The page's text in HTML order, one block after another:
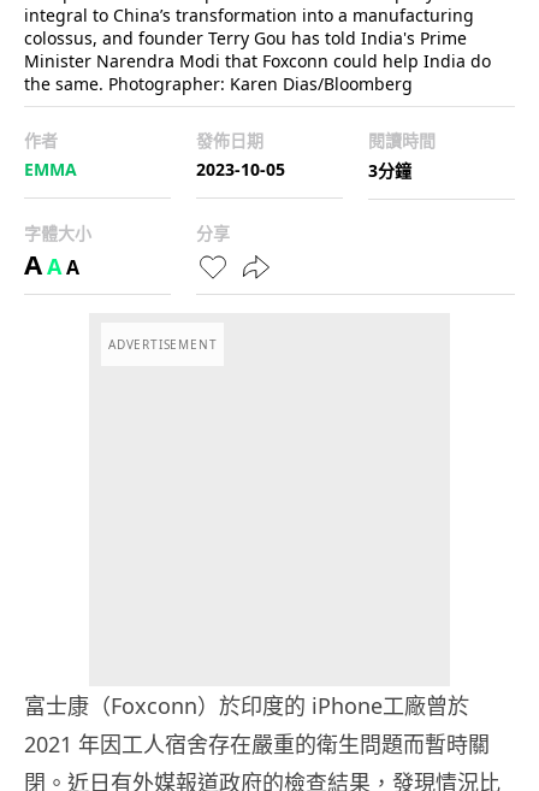
integral to China’s transformation into a manufacturing
colossus, and founder Terry Gou has told India's Prime
Minister Narendra Modi that Foxconn could help India do
the same. Photographer: Karen Dias/Bloomberg
作者
EMMA
發佈日期
2023-10-05
閱讀時間
3分鐘
字體大小
AAA
分享
ADVERTISEMENT
富士康（Foxconn）於印度的 iPhone工廠曾於
2021 年因工人宿舍存在嚴重的衛生問題而暫時關
閉。近日有外媒報道政府的檢查結果，發現情況比